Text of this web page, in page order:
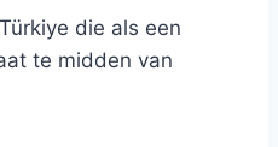
die als een
te midden van